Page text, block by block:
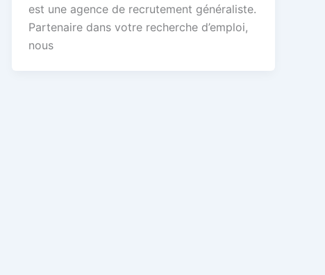
est une agence de recrutement généraliste.
Partenaire dans votre recherche d’emploi,
nous